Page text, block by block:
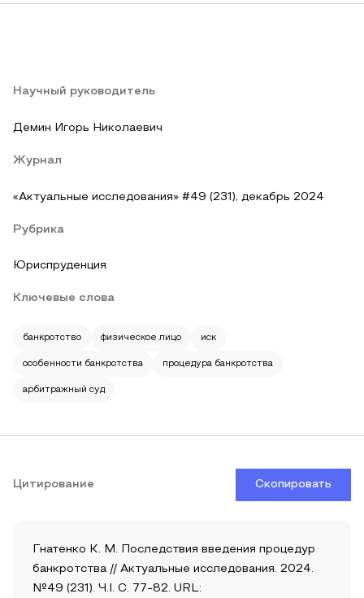
Научный руководитель
Демин Игорь Николаевич
Журнал
«Актуальные исследования» #49 (231), декабрь 2024
Рубрика
Юриспруденция
Ключевые слова
банкротство физическое лицо иск
особенности банкротства процедура банкротства
арбитражный суд
Цитирование Скопировать
Гнатенко К. М. Последствия введения процедур
банкротства // Актуальные исследования. 2024.
№49 (231). Ч.I. С. 77-82. URL: